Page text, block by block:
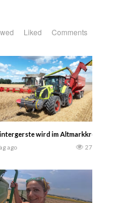
Liked Comments
Ernte 2026 | Landwirtschaft 2026
wird im Altmarkkreis
ago 27